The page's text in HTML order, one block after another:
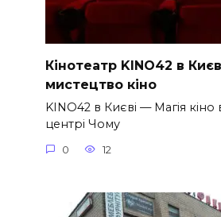
Кінотеатр KINO42 в
мистецтво кіно
KINO42 в Києві — Магія кіно
центрі Чому
0 12